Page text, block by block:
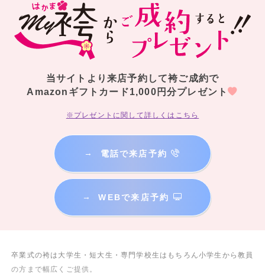
当サイトより来店予約して袴ご成約で
Amazonギフトカード1,000円分プレゼント
※プレゼントに関して詳しくはこちら
→ 電話で来店予約
→ WEBで来店予約
卒業式の袴は大学生・短大生・専門学校生はもちろん小学生から教員
の方まで幅広くご提供。